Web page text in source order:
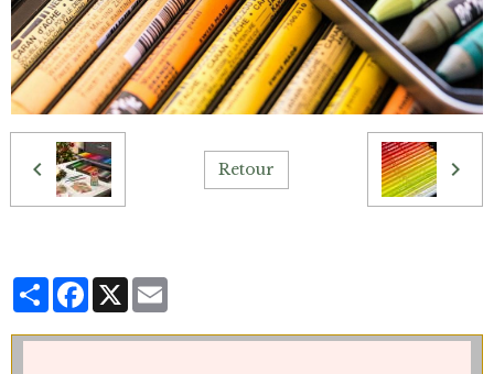
Retour
PartagerFacebook
X